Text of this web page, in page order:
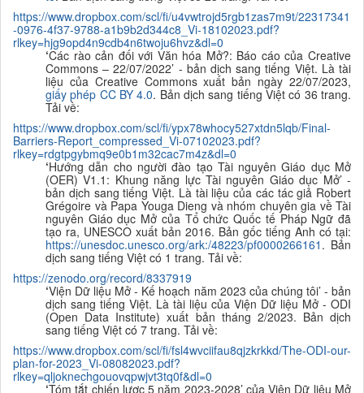
https://www.dropbox.com/scl/fi/u4vwtrojd5rgb1zas7m9t/22317341
-0976-4f37-9788-a1b9b2d344c8_Vi-18102023.pdf?
rlkey=hjg9opd4n9cdb4n6twoju6hvz&dl=0
‘Các rào cản đối với Văn hóa Mở?: Báo cáo của Creative
Commons – 22/07/2022’ - bản dịch sang tiếng Việt. Là tài
liệu của Creative Commons xuất bản ngày 22/07/2023,
giấy phép CC BY 4.0. Bản dịch sang tiếng Việt có 36 trang.
Tải về:
https://www.dropbox.com/scl/fi/ypx78whocy527xtdn5lqb/Final-
Barriers-Report_compressed_Vi-07102023.pdf?
rlkey=rdgtpgybmq9e0b1m32cac7m4z&dl=0
‘Hướng dẫn cho người đào tạo Tài nguyên Giáo dục Mở
(OER) V1.1: Khung năng lực Tài nguyên Giáo dục Mở’ -
bản dịch sang tiếng Việt. Là tài liệu của các tác giả Robert
Grégoire và Papa Youga Dieng và nhóm chuyên gia về Tài
nguyên Giáo dục Mở của Tổ chức Quốc tế Pháp Ngữ đã
tạo ra, UNESCO xuất bản 2016. Bản gốc tiếng Anh có tại:
https://unesdoc.unesco.org/ark:/48223/pf0000266161 . Bản
dịch sang tiếng Việt có 1 trang. Tải về:
https://zenodo.org/record/8337919
‘Viện Dữ liệu Mở - Kế hoạch năm 2023 của chúng tôi’ - bản
dịch sang tiếng Việt. Là tài liệu của Viện Dữ liệu Mở - ODI
(Open Data Institute) xuất bản tháng 2/2023. Bản dịch
sang tiếng Việt có 7 trang. Tải về:
https://www.dropbox.com/scl/fi/fsl4wvciifau8qjzkrkkd/The-ODI-our-
plan-for-2023_Vi-08082023.pdf?
rlkey=qljoknechgouovqpwjvt3tq0f&dl=0
‘Tóm tắt chiến lược 5 năm 2023-2028’ của Viện Dữ liệu Mở